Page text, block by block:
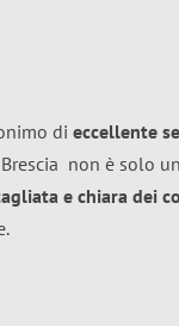
di eccellente
Brescia non è solo
e chiara dei